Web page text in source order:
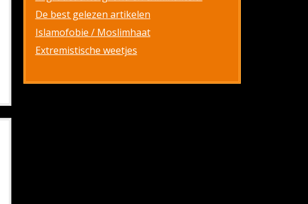
De best gelezen artikelen
Islamofobie / Moslimhaat
Extremistische weetjes